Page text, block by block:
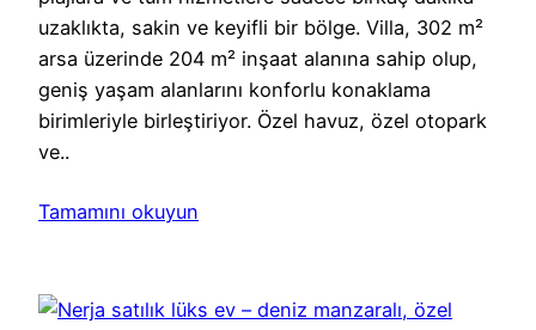
uzaklıkta, sakin ve keyifli bir bölge. Villa, 302 m²
arsa üzerinde 204 m² inşaat alanına sahip olup,
geniş yaşam alanlarını konforlu konaklama
birimleriyle birleştiriyor. Özel havuz, özel otopark
ve..
Tamamını okuyun